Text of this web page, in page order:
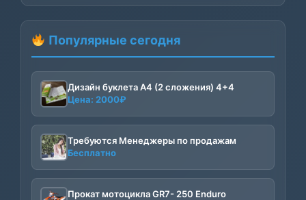
Популярные сегодня
Дизайн буклета А4 (2 сложения) 4+4
Цена: 2000₽
Требуются Менеджеры по продажам
Бесплатно
Прокат мотоцикла GR7- 250 Enduro